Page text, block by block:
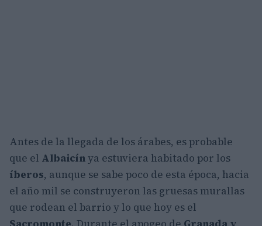
Antes de la llegada de los árabes, es probable
que el Albaicínya estuviera habitado por los
íberos, aunque se sabe poco de esta época, hacia
el año mil se construyeron las gruesas murallas
que rodean el barrio y lo que hoy es el